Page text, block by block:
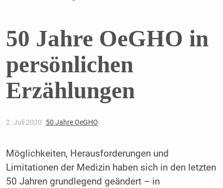
50 Jahre OeGHO in
persönlichen
Erzählungen
2. Juli 2020 50 Jahre OeGHO
Möglichkeiten, Herausforderungen und
Limitationen der Medizin haben sich in den letzten
50 Jahren grundlegend geändert – in